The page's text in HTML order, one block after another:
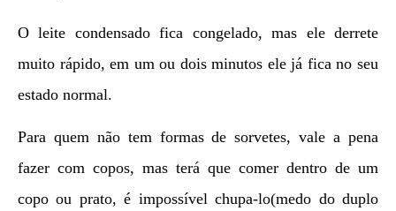
O leite condensado fica congelado, mas ele derrete
muito rápido, em um ou dois minutos ele já fica no seu
estado normal.
Para quem não tem formas de sorvetes, vale a pena
fazer com copos, mas terá que comer dentro de um
copo ou prato, é impossível chupa-lo(medo do duplo